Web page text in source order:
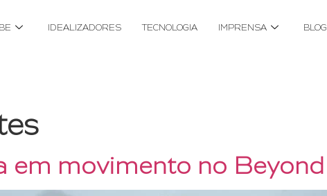
IDEALIZADORES TECNOLOGIA IMPRENSA BLOG
em movimento no Beyond